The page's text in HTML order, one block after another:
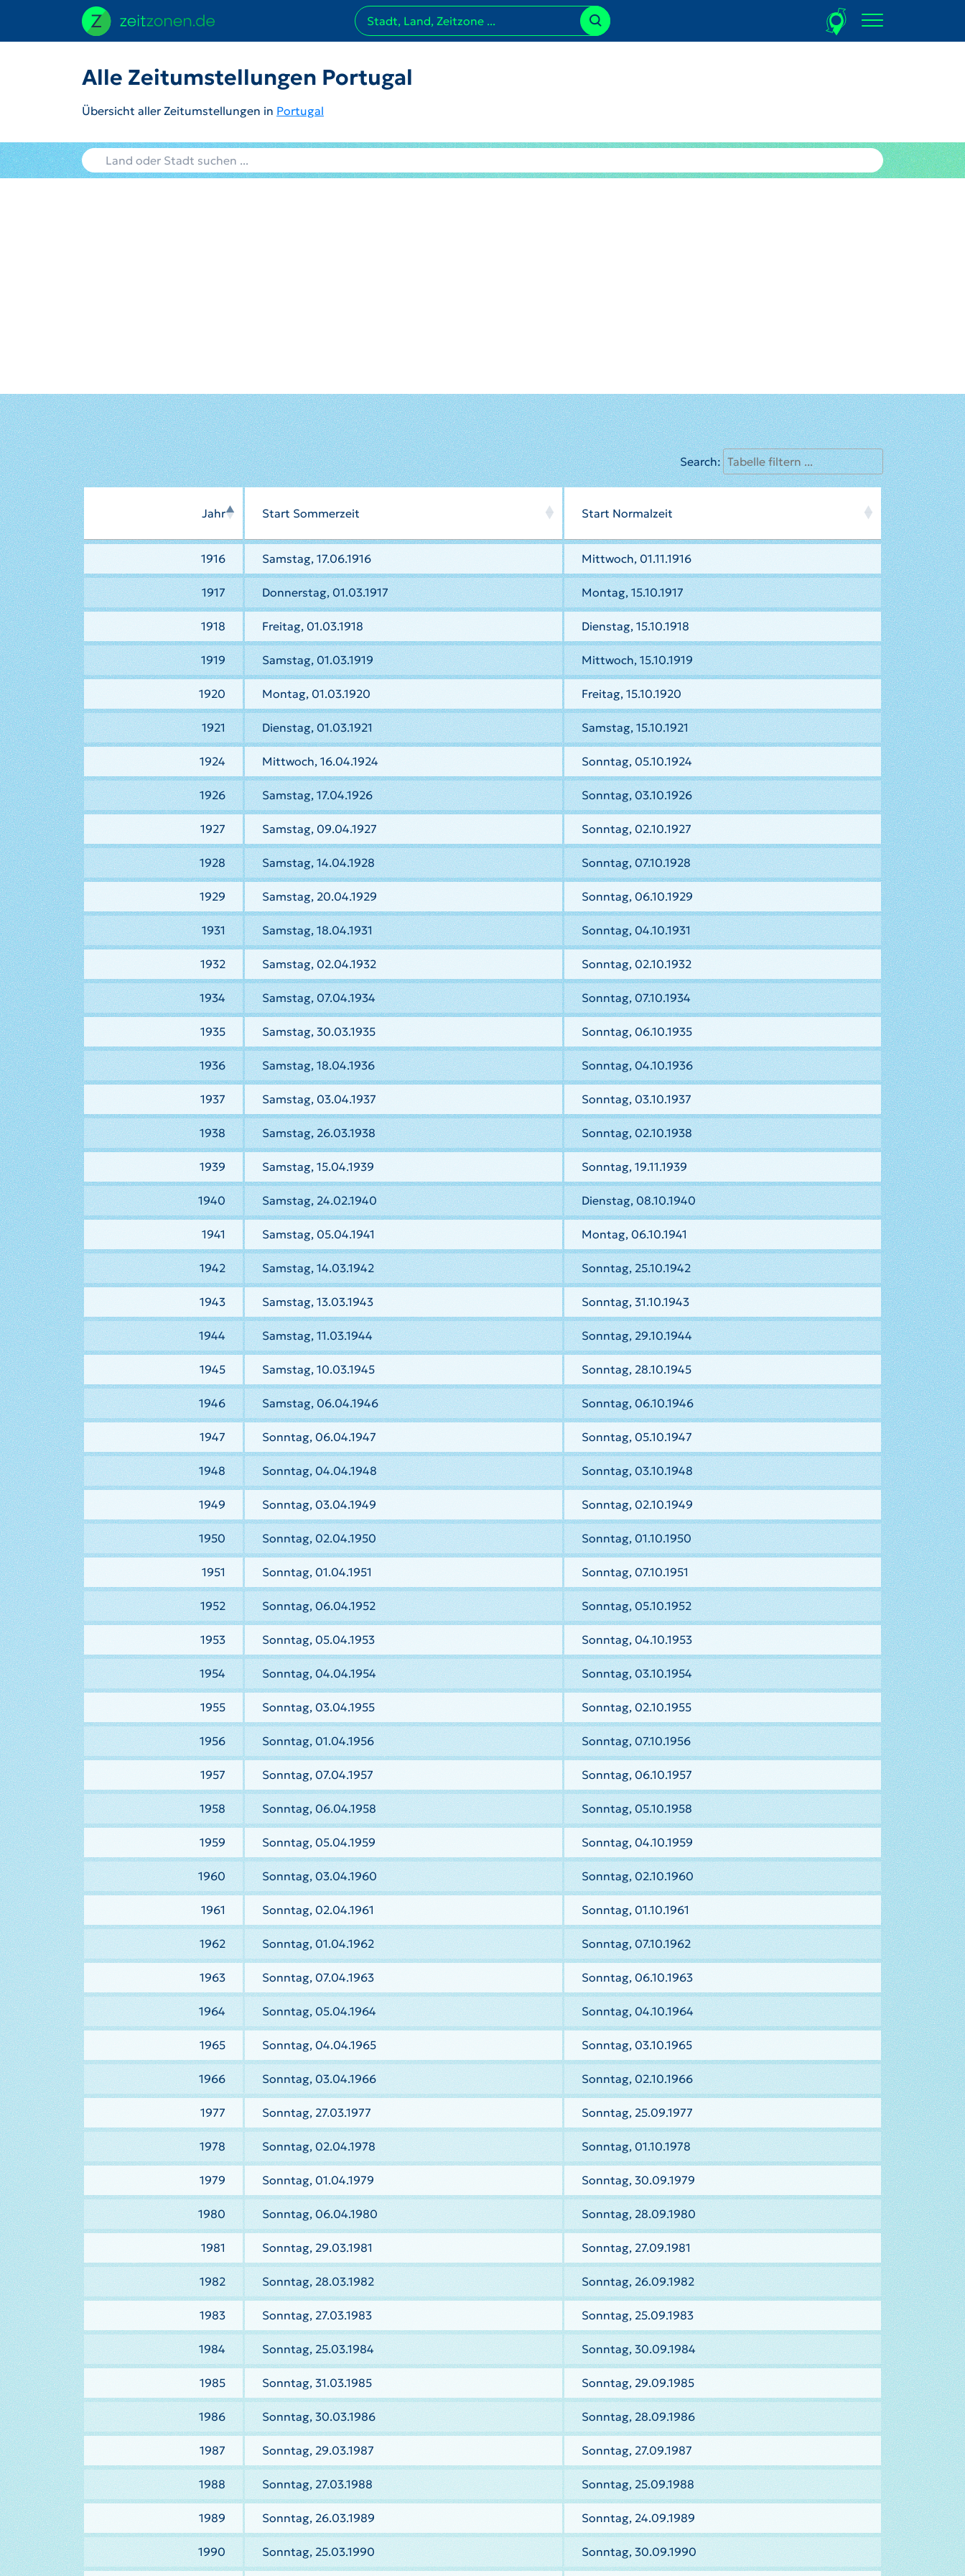
Alle Zeitumstellungen Portugal
Übersicht aller Zeitumstellungen in Portugal
Search:
Jahr Start Sommerzeit Start Normalzeit
1916 Samstag, 17.06.1916 Mittwoch, 01.11.1916
1917 Donnerstag, 01.03.1917 Montag, 15.10.1917
1918 Freitag, 01.03.1918 Dienstag, 15.10.1918
1919 Samstag, 01.03.1919 Mittwoch, 15.10.1919
1920 Montag, 01.03.1920 Freitag, 15.10.1920
1921 Dienstag, 01.03.1921 Samstag, 15.10.1921
1924 Mittwoch, 16.04.1924 Sonntag, 05.10.1924
1926 Samstag, 17.04.1926 Sonntag, 03.10.1926
1927 Samstag, 09.04.1927 Sonntag, 02.10.1927
1928 Samstag, 14.04.1928 Sonntag, 07.10.1928
1929 Samstag, 20.04.1929 Sonntag, 06.10.1929
1931 Samstag, 18.04.1931 Sonntag, 04.10.1931
1932 Samstag, 02.04.1932 Sonntag, 02.10.1932
1934 Samstag, 07.04.1934 Sonntag, 07.10.1934
1935 Samstag, 30.03.1935 Sonntag, 06.10.1935
1936 Samstag, 18.04.1936 Sonntag, 04.10.1936
1937 Samstag, 03.04.1937 Sonntag, 03.10.1937
1938 Samstag, 26.03.1938 Sonntag, 02.10.1938
1939 Samstag, 15.04.1939 Sonntag, 19.11.1939
1940 Samstag, 24.02.1940 Dienstag, 08.10.1940
1941 Samstag, 05.04.1941 Montag, 06.10.1941
1942 Samstag, 14.03.1942 Sonntag, 25.10.1942
1943 Samstag, 13.03.1943 Sonntag, 31.10.1943
1944 Samstag, 11.03.1944 Sonntag, 29.10.1944
1945 Samstag, 10.03.1945 Sonntag, 28.10.1945
1946 Samstag, 06.04.1946 Sonntag, 06.10.1946
1947 Sonntag, 06.04.1947 Sonntag, 05.10.1947
1948 Sonntag, 04.04.1948 Sonntag, 03.10.1948
1949 Sonntag, 03.04.1949 Sonntag, 02.10.1949
1950 Sonntag, 02.04.1950 Sonntag, 01.10.1950
1951 Sonntag, 01.04.1951 Sonntag, 07.10.1951
1952 Sonntag, 06.04.1952 Sonntag, 05.10.1952
1953 Sonntag, 05.04.1953 Sonntag, 04.10.1953
1954 Sonntag, 04.04.1954 Sonntag, 03.10.1954
1955 Sonntag, 03.04.1955 Sonntag, 02.10.1955
1956 Sonntag, 01.04.1956 Sonntag, 07.10.1956
1957 Sonntag, 07.04.1957 Sonntag, 06.10.1957
1958 Sonntag, 06.04.1958 Sonntag, 05.10.1958
1959 Sonntag, 05.04.1959 Sonntag, 04.10.1959
1960 Sonntag, 03.04.1960 Sonntag, 02.10.1960
1961 Sonntag, 02.04.1961 Sonntag, 01.10.1961
1962 Sonntag, 01.04.1962 Sonntag, 07.10.1962
1963 Sonntag, 07.04.1963 Sonntag, 06.10.1963
1964 Sonntag, 05.04.1964 Sonntag, 04.10.1964
1965 Sonntag, 04.04.1965 Sonntag, 03.10.1965
1966 Sonntag, 03.04.1966 Sonntag, 02.10.1966
1977 Sonntag, 27.03.1977 Sonntag, 25.09.1977
1978 Sonntag, 02.04.1978 Sonntag, 01.10.1978
1979 Sonntag, 01.04.1979 Sonntag, 30.09.1979
1980 Sonntag, 06.04.1980 Sonntag, 28.09.1980
1981 Sonntag, 29.03.1981 Sonntag, 27.09.1981
1982 Sonntag, 28.03.1982 Sonntag, 26.09.1982
1983 Sonntag, 27.03.1983 Sonntag, 25.09.1983
1984 Sonntag, 25.03.1984 Sonntag, 30.09.1984
1985 Sonntag, 31.03.1985 Sonntag, 29.09.1985
1986 Sonntag, 30.03.1986 Sonntag, 28.09.1986
1987 Sonntag, 29.03.1987 Sonntag, 27.09.1987
1988 Sonntag, 27.03.1988 Sonntag, 25.09.1988
1989 Sonntag, 26.03.1989 Sonntag, 24.09.1989
1990 Sonntag, 25.03.1990 Sonntag, 30.09.1990